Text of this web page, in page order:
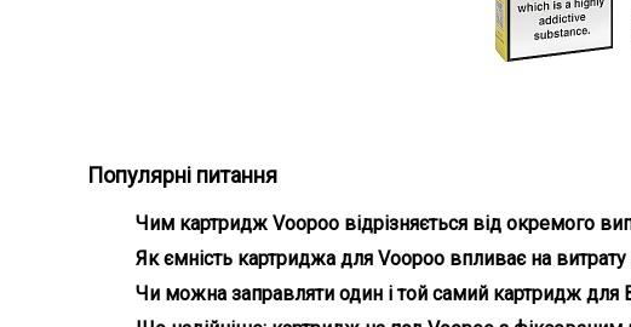
Сумісність
Картриджі відрізняються
систему бренду. Нижче
Популярні питання
Чим картридж Voopoo відрізняється від окремого
Картридж для Voopoo поєднує бак і випарник, спрощуючи
Як ємність картриджа для Voopoo впливає на витрату
Чим більший бак картриджа для Вупу, тим рідше
Чи можна заправляти один і той самий картридж для